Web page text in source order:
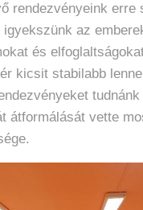
rendezvényeink erre
az
és
kicsit stabilabb
átformálását vette